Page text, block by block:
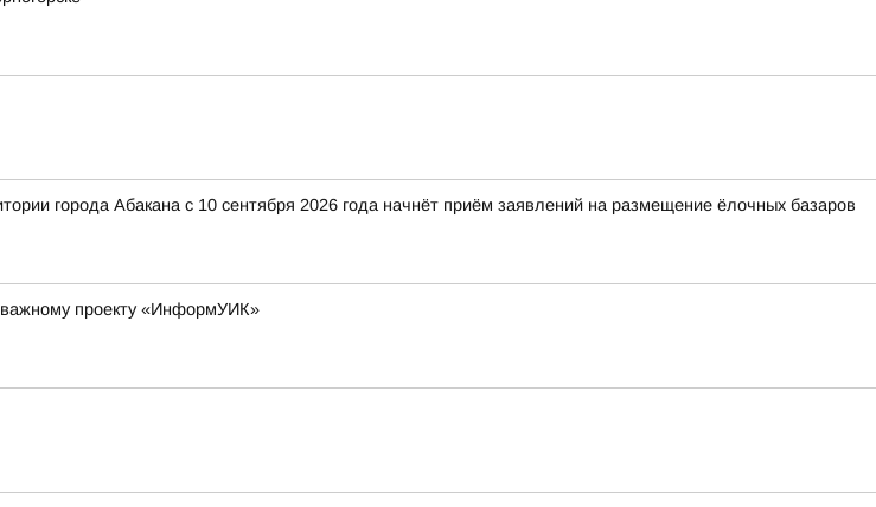
города Абакана с 10 сентября 2026 года начнёт приём заявлений на размещение ёлочных базаров
проекту «ИнформУИК»